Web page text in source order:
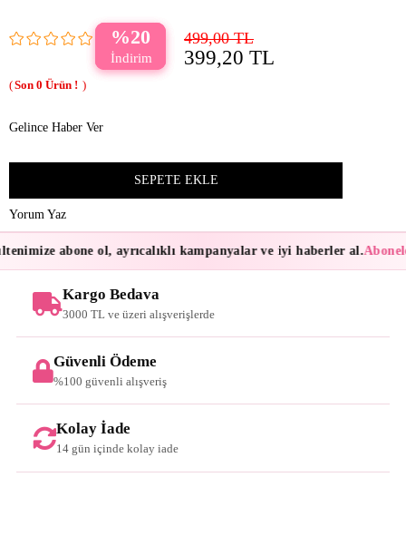
20 499,00 TL
399,20 TL
0
Gelince Haber Ver
Yorum Yaz
abone ol, ayrıcalıklı kampanyalar ve iyi haberler al.
Kargo Bedava
3000 TL ve üzeri alışverişlerde
Güvenli Ödeme
%100 güvenli alışveriş
Kolay İade
14 gün içinde kolay iade